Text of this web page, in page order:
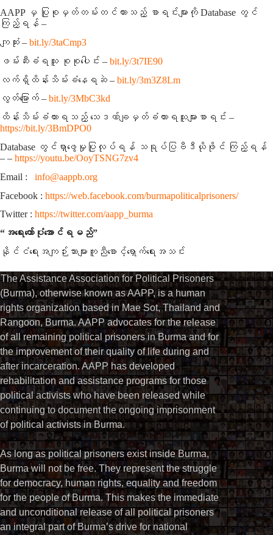
AAPP မှ ပြုစုမှတ်တမ်းတင်ထားသည့် စာရင်းများကို Database တွင်
ကြည့်ရန် –
ကျဆုံး – bit.ly/3taCmp3
ဖမ်းဆီးခံရသူ စုစုပေါင်း – bit.ly/3t7IE90
လက်ရှိထိန်းသိမ်းခံနေရဆဲ – bit.ly/3m3Z8Lm
လွတ်မြောက် – bit.ly/3MbC3kd
ထိန်းသိမ်းခံထားရသည့် သေဒဏ်ချမှတ်ခံထားရသူများစာရင်း –
https://bit.ly/3BmDPO0
Database တွင်ရှာဖွေမှုပြုလုပ်ရန် သရုပ်ပြဗီဒီယိုဖိုင် ကြည့်ရန်
– – https://youtu.be/OoyTSNG7zv4
Email : info@aappb.org
Facebook : https://web.facebook.com/burmapoliticalprisoners/
Twitter : https://twitter.com/aapp_burma
“အရေးတော်ပုံအောင်ရမည်”
နိုင်ငံရေးအကျဉ်းသားများကူညီစောင့်ရှောက်ရေးအသင်း
The Assistance Association for Political Prisoners
(Burma), otherwise known as AAPP, is a human
rights organization based in Mae Sot, Thailand and
Rangoon, Burma. AAPP advocates for the release
of all remaining political prisoners in Burma and for
the improvement of their quality of life during and
after incarceration. AAPP has developed
rehabilitation and assistance programs for those
political activists who have been released while
continuing to document the ongoing imprisonment
of political activists in Burma.
As long as political prisoners exist inside Burma,
Burma will not be free. They represent the struggle
for democracy, human rights, equality and freedom
for the people of Burma. This makes the immediate
and unconditional release of all political prisoners
an integral part of Burma’s drive for national